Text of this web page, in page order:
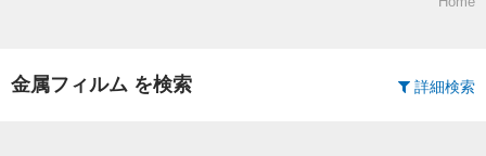
金属フィルム を検索 詳細検索